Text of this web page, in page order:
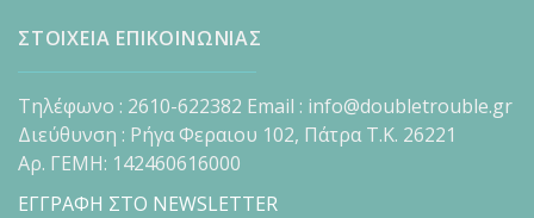
ΣΤΟΙΧΕΙΑ ΕΠΙΚΟΙΝΩΝΙΑΣ
Τηλέφωνο : 2610-622382 Email : info@doubletrouble.gr
Διεύθυνση : Ρήγα Φεραιου 102, Πάτρα Τ.Κ. 26221
Αρ. ΓΕΜΗ: 142460616000
ΕΓΓΡΑΦΗ ΣΤΟ NEWSLETTER